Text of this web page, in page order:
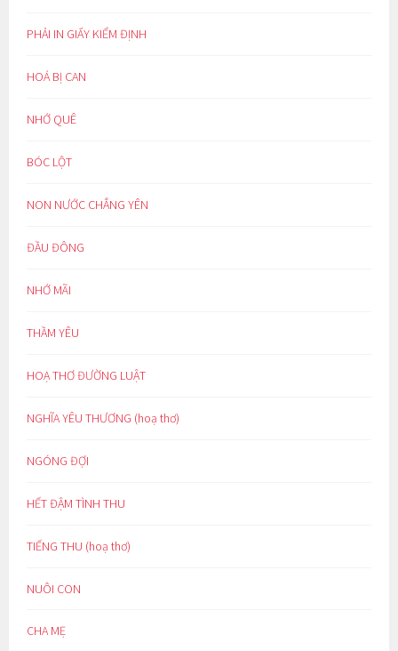
PHẢI IN GIẤY KIỂM ĐỊNH
HOÁ BỊ CAN
NHỚ QUÊ
BÓC LỘT
NON NƯỚC CHẲNG YÊN
ĐẦU ĐÔNG
NHỚ MÃI
THẦM YÊU
HOẠ THƠ ĐƯỜNG LUẬT
NGHĨA YÊU THƯƠNG (hoạ thơ)
NGÓNG ĐỢI
HẾT ĐẬM TÌNH THU
TIẾNG THU (hoạ thơ)
NUÔI CON
CHA MẸ